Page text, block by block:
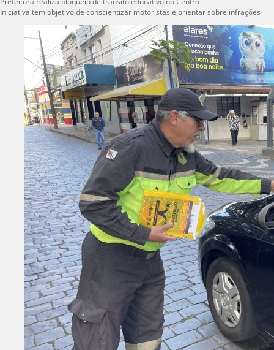
Iniciativa tem objetivo de conscientizar motoristas e orientar sobre infrações